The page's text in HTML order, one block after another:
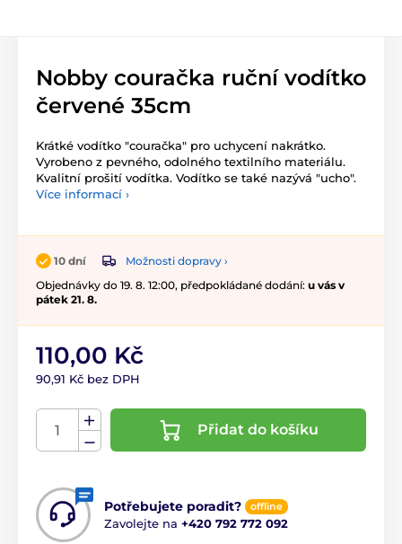
Nobby couračka ruční vodítko
červené 35cm
Krátké vodítko "couračka" pro uchycení nakrátko.
Vyrobeno z pevného, odolného textilního materiálu.
Kvalitní prošití vodítka. Vodítko se také nazývá "ucho".
Více informací ›
10 dní
Možnosti dopravy ›
Objednávky do 19. 8. 12:00, předpokládané dodání: u vás v
pátek 21. 8.
110,00 Kč
90,91 Kč bez DPH
Přidat do košíku
Potřebujete poradit? offline
Zavolejte na +420 792 772 092